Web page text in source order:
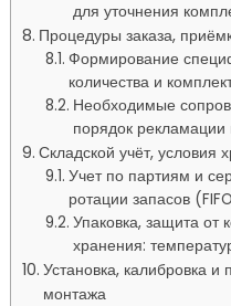
для уточнения
Процедуры заказа,
Формирование
количества и
Необходимые
порядок
Складской учёт, условия
Учет по партиям и
ротации запасов
Упаковка, защита от
хранения:
Установка, калибровка
монтажа